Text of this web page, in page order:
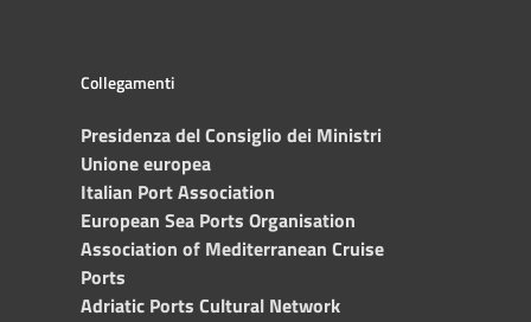
Collegamenti
Presidenza del Consiglio dei Ministri
Unione europea
Italian Port Association
European Sea Ports Organisation
Association of Mediterranean Cruise
Ports
Adriatic Ports Cultural Network